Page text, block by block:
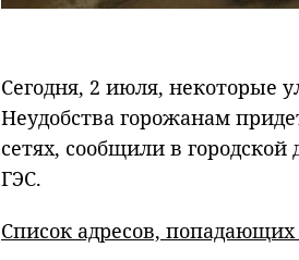
Сегодня, 2 июля, некоторые
Неудобства горожанам
сетях, сообщили в
ГЭС.
Список адресов,